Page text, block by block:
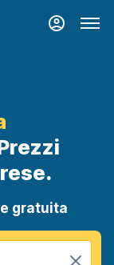
gratuita